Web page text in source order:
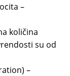
–
količina
su od
–